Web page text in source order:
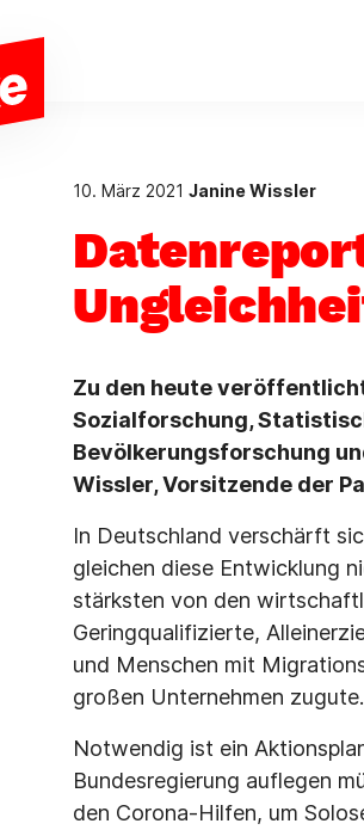
10. März 2021 Janine Wissler
Zu den heute
Sozialforschung,
Bevölkerungsforschung
Wissler, Vorsitzende der
In Deutschland verschärft
gleichen diese Entwicklung
stärksten von den
Geringqualifizierte,
und Menschen mit
großen Unternehmen zugute.
Notwendig ist ein
Bundesregierung auflegen
den Corona-Hilfen, um